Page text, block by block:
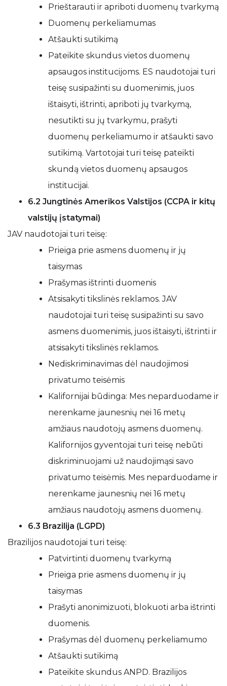
Prieštarauti ir apriboti duomenų tvarkymą
Duomenų perkeliamumas
Atšaukti sutikimą
Pateikite skundus vietos duomenų
apsaugos institucijoms. ES naudotojai turi
teisę susipažinti su duomenimis, juos
ištaisyti, ištrinti, apriboti jų tvarkymą,
nesutikti su jų tvarkymu, prašyti
duomenų perkeliamumo ir atšaukti savo
sutikimą. Vartotojai turi teisę pateikti
skundą vietos duomenų apsaugos
institucijai.
6.2 Jungtinės Amerikos Valstijos (CCPA ir kitų
valstijų įstatymai)
JAV naudotojai turi teisę:
Prieiga prie asmens duomenų ir jų
taisymas
Prašymas ištrinti duomenis
Atsisakyti tikslinės reklamos. JAV
naudotojai turi teisę susipažinti su savo
asmens duomenimis, juos ištaisyti, ištrinti ir
atsisakyti tikslinės reklamos.
Nediskriminavimas dėl naudojimosi
privatumo teisėmis
Kalifornijai būdinga: Mes neparduodame ir
nerenkame jaunesnių nei 16 metų
amžiaus naudotojų asmens duomenų.
Kalifornijos gyventojai turi teisę nebūti
diskriminuojami už naudojimąsi savo
privatumo teisėmis. Mes neparduodame ir
nerenkame jaunesnių nei 16 metų
amžiaus naudotojų asmens duomenų.
6.3 Brazilija (LGPD)
Brazilijos naudotojai turi teisę:
Patvirtinti duomenų tvarkymą
Prieiga prie asmens duomenų ir jų
taisymas
Prašyti anonimizuoti, blokuoti arba ištrinti
duomenis.
Prašymas dėl duomenų perkeliamumo
Atšaukti sutikimą
Pateikite skundus ANPD. Brazilijos